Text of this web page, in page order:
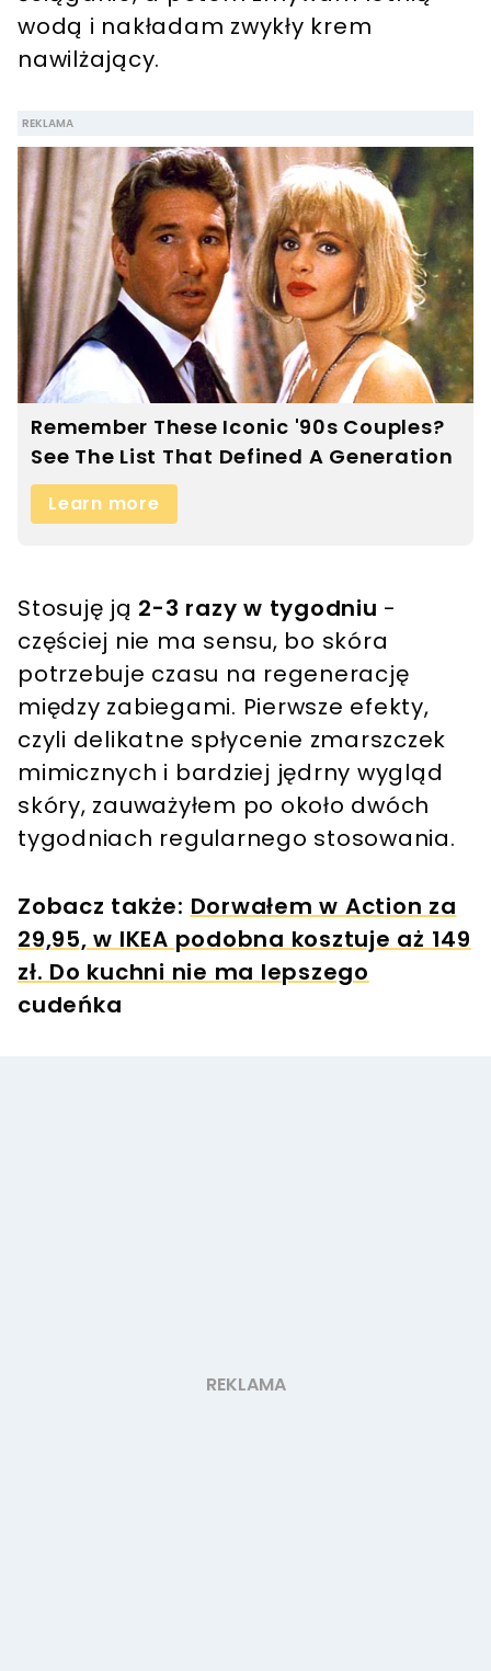
wodą i nakładam zwykły krem
nawilżający.
Stosuję ją 2-3 razy w tygodniu -
częściej nie ma sensu, bo skóra
potrzebuje czasu na regenerację
między zabiegami. Pierwsze efekty,
czyli delikatne spłycenie zmarszczek
mimicznych i bardziej jędrny wygląd
skóry, zauważyłem po około dwóch
tygodniach regularnego stosowania.
Zobacz także: Dorwałem w Action za
29,95, w IKEA podobna kosztuje aż 149
zł. Do kuchni nie ma lepszego
cudeńka